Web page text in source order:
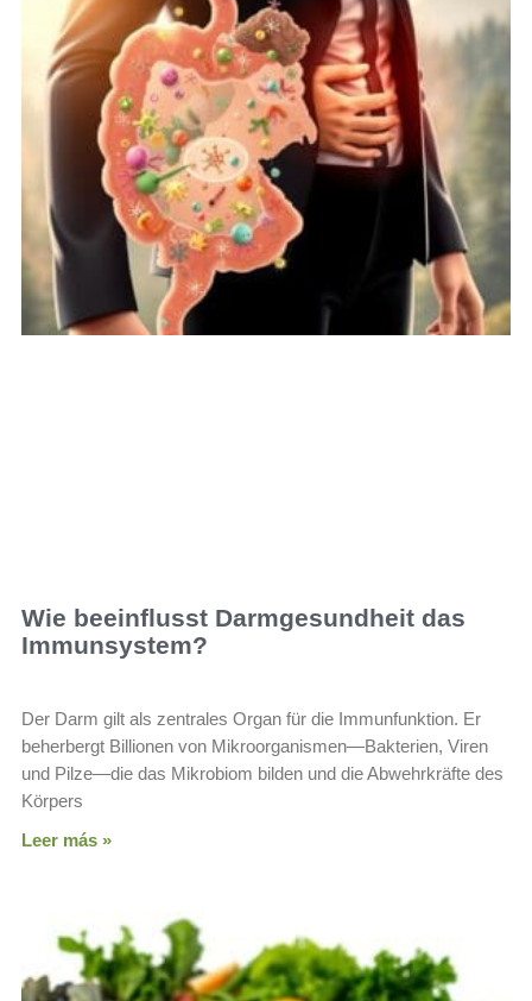
Wie beeinflusst Darmgesundheit das
Immunsystem?
Der Darm gilt als zentrales Organ für die Immunfunktion. Er
beherbergt Billionen von Mikroorganismen—Bakterien, Viren
und Pilze—die das Mikrobiom bilden und die Abwehrkräfte des
Körpers
Leer más »